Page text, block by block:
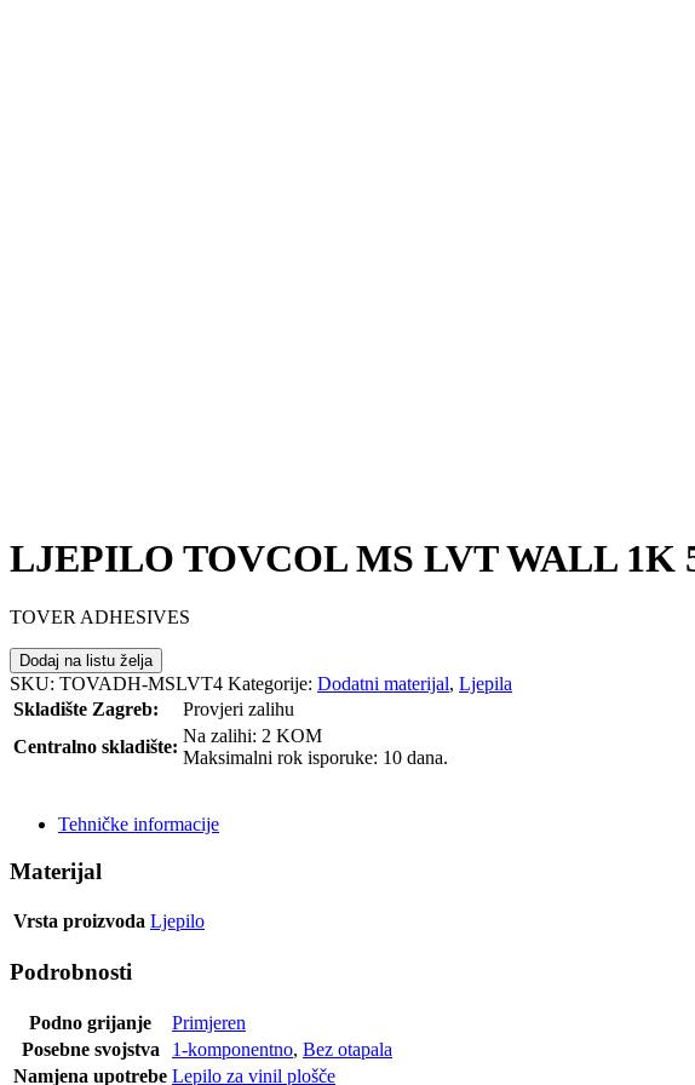
LJEPILO TOVCOL MS LVT WALL 1K
TOVER ADHESIVES
Dodaj na listu želja
SKU: TOVADH-MSLVT4 Kategorije: Dodatni materijal, Ljepila
Skladište Zagreb:
Provjeri zalihu
Centralno skladište:
Na zalihi: 2 KOM
Maksimalni rok isporuke: 10 dana.
Tehničke informacije
Materijal
Vrsta proizvoda Ljepilo
Podrobnosti
Podno grijanje
Primjeren
Posebne svojstva
1-komponentno, Bez otapala
Namjena upotrebe Lepilo za vinil plošče